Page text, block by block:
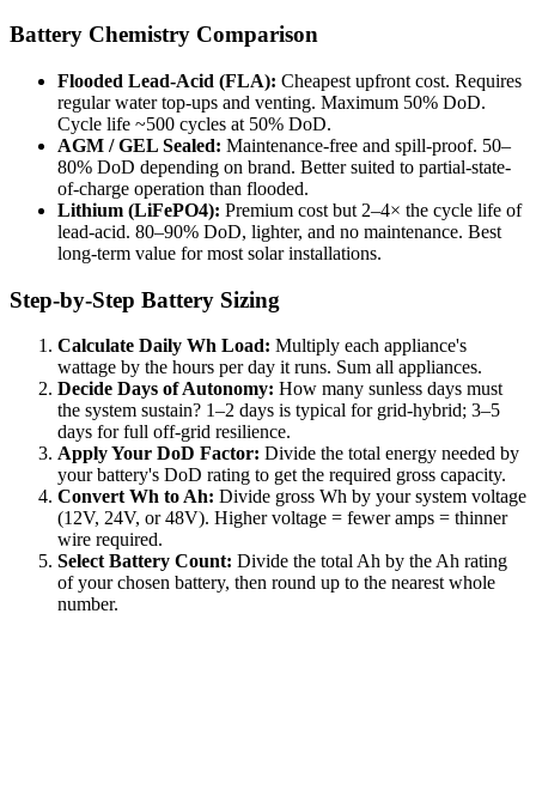
Battery Chemistry Comparison
Flooded Lead-Acid (FLA): Cheapest upfront cost. Requires
regular water top-ups and venting. Maximum 50% DoD.
Cycle life ~500 cycles at 50% DoD.
AGM / GEL Sealed: Maintenance-free and spill-proof. 50–
80% DoD depending on brand. Better suited to partial-state-
of-charge operation than flooded.
Lithium (LiFePO4): Premium cost but 2–4× the cycle life of
lead-acid. 80–90% DoD, lighter, and no maintenance. Best
long-term value for most solar installations.
Step-by-Step Battery Sizing
Calculate Daily Wh Load: Multiply each appliance's
wattage by the hours per day it runs. Sum all appliances.
Decide Days of Autonomy: How many sunless days must
the system sustain? 1–2 days is typical for grid-hybrid; 3–5
days for full off-grid resilience.
Apply Your DoD Factor: Divide the total energy needed by
your battery's DoD rating to get the required gross capacity.
Convert Wh to Ah: Divide gross Wh by your system voltage
(12V, 24V, or 48V). Higher voltage = fewer amps = thinner
wire required.
Select Battery Count: Divide the total Ah by the Ah rating
of your chosen battery, then round up to the nearest whole
number.